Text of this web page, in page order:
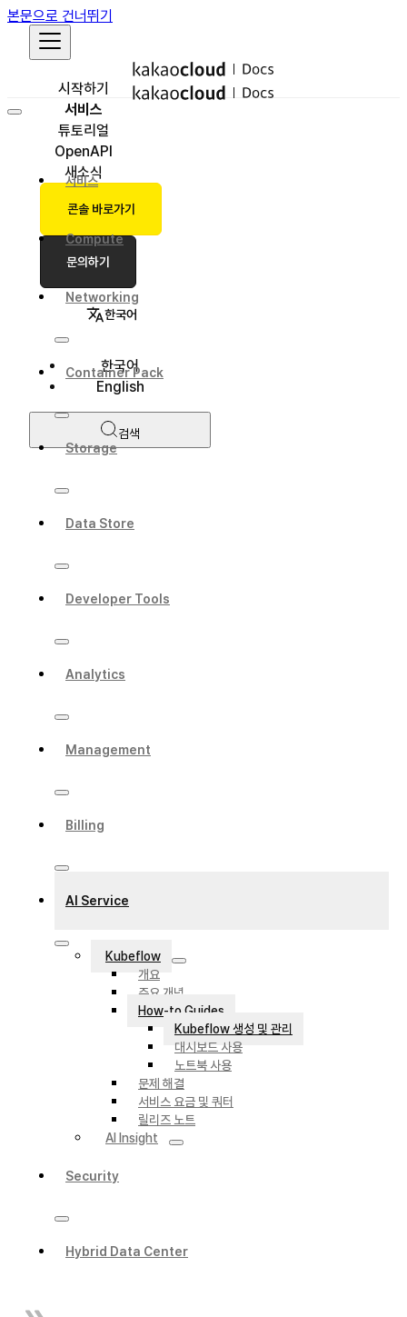
본문으로 건너뛰기
시작하기
서비스
튜토리얼
OpenAPI
새소식
콘솔 바로가기
문의하기
한국어
한국어
English
검색
서비스
Compute
Networking
Container Pack
Storage
Data Store
Developer Tools
Analytics
Management
Billing
AI Service
Kubeflow
개요
주요 개념
How-to Guides
Kubeflow 생성 및 관리
대시보드 사용
노트북 사용
문제 해결
서비스 요금 및 쿼터
릴리즈 노트
AI Insight
Security
Hybrid Data Center